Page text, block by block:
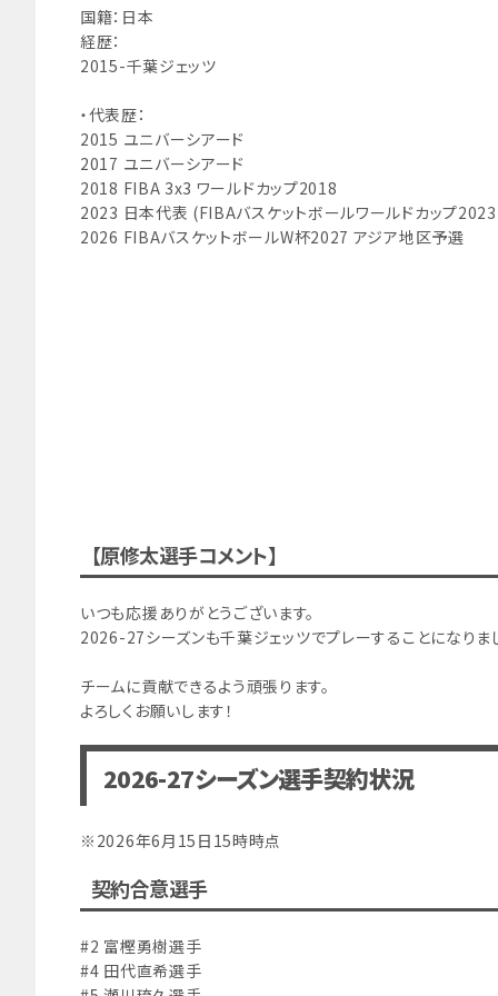
国籍：日本
経歴：
2015-千葉ジェッツ
・代表歴：
2015 ユニバーシアード
2017 ユニバーシアード
2018 FIBA 3x3 ワールドカップ2018
2023 日本代表 (FIBAバスケットボールワールドカップ
2026 FIBAバスケットボールW杯2027 アジア地区予選
【原修太選手コメント】
いつも応援ありがとうございます。
2026-27シーズンも千葉ジェッツでプレーすることになりま
チームに貢献できるよう頑張ります。
よろしくお願いします！
2026-27シーズン選手契約状況
※2026年6月15日15時時点
契約合意選手
#2 富樫勇樹選手
#4 田代直希選手